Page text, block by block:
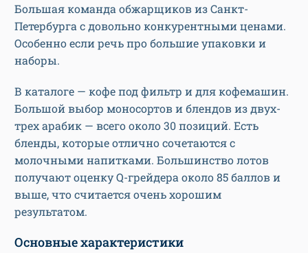
Большая команда обжарщиков из Санкт-
Петербурга с довольно конкурентными ценами.
Особенно если речь про большие упаковки и
наборы.
В каталоге — кофе под фильтр и для кофемашин.
Большой выбор моносортов и блендов из двух-
трех арабик — всего около 30 позиций. Есть
бленды, которые отлично сочетаются с
молочными напитками. Большинство лотов
получают оценку Q-грейдера около 85 баллов и
выше, что считается очень хорошим
результатом.
Основные характеристики